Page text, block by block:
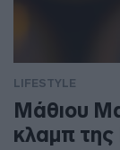
LIFESTYLE
Μάθιου
κλαμπ της